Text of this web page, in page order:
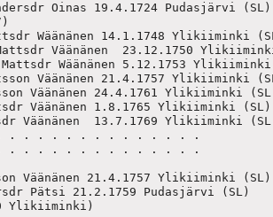
Oinas 19.4.1724 Pudasjärvi
Wäänänen 14.1.1748 Ylikiiminki
Väänänen  23.12.1750
Wäänänen 5.12.1753
Väänänen 21.4.1757 Ylikiiminki
Väänänen 24.4.1761 Ylikiiminki
Väänänen 1.8.1765 Ylikiiminki (SL)
Väänänen  13.7.1769 Ylikiiminki
. . . . . . . . . . . . . .
. . . . . . . . . . . . . .
Väänänen 21.4.1757 Ylikiiminki (SL)
Pätsi 21.2.1759 Pudasjärvi (SL)
Ylikiiminki)